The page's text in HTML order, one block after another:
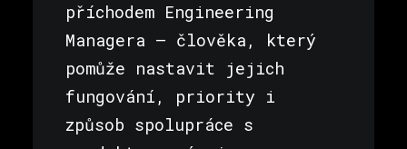
příchodem Engineering
Managera – člověka, který
pomůže nastavit jejich
fungování, priority i
způsob spolupráce s